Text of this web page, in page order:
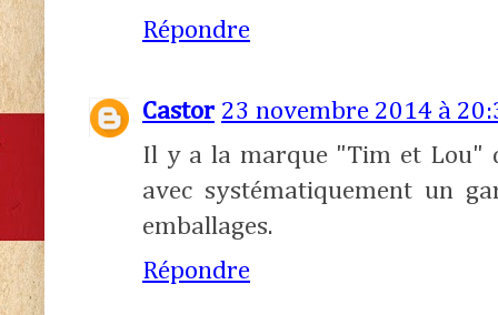
Répondre
Castor 23 novembre 2014 à
Il y a la marque "Tim et Lou"
avec systématiquement un
emballages.
Répondre